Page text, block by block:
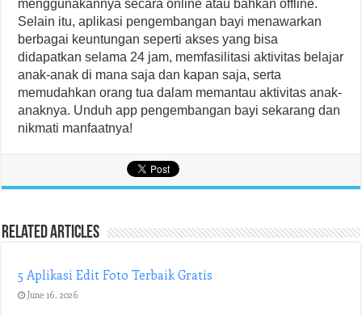
menggunakannya secara online atau bahkan offline.
Selain itu, aplikasi pengembangan bayi menawarkan
berbagai keuntungan seperti akses yang bisa
didapatkan selama 24 jam, memfasilitasi aktivitas belajar
anak-anak di mana saja dan kapan saja, serta
memudahkan orang tua dalam memantau aktivitas anak-
anaknya. Unduh app pengembangan bayi sekarang dan
nikmati manfaatnya!
Related Articles
5 Aplikasi Edit Foto Terbaik Gratis
June 16, 2026